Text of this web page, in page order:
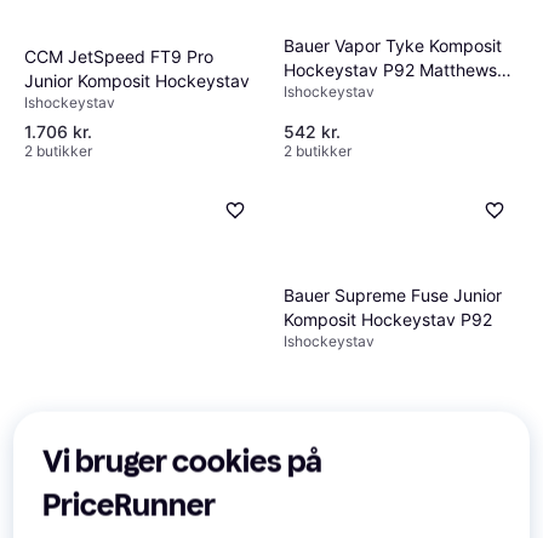
CCM JetSpeed FT9 Pro
Junior Komposit Hockeystav
Ishockeystav
1.706 kr.
2 butikker
Bauer Vapor Tyke Komposit
Hockeystav P92 Matthews
Venstre Hånd Ned Flex 10
Ishockeystav
542 kr.
2 butikker
Warrior Novium 2 Pro Junior
Hockeystav W28
Ishockeystav
Bauer Supreme Fuse Junior
Komposit Hockeystav P92
Ishockeystav
Vi bruger cookies på
PriceRunner